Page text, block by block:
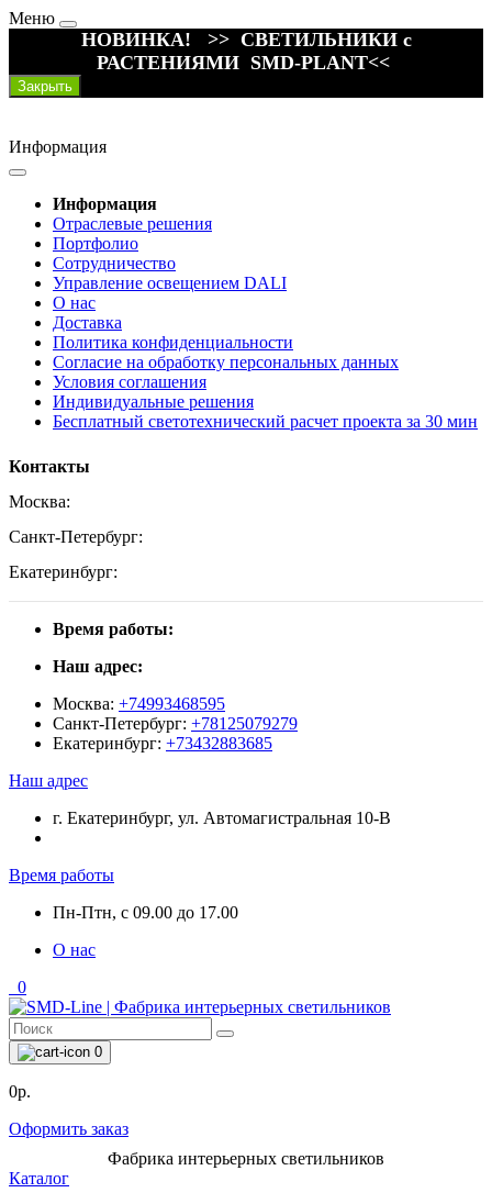
Меню
НОВИНКА! >> СВЕТИЛЬНИКИ с
РАСТЕНИЯМИ SMD-PLANT<<
Закрыть
Информация
Информация
Отраслевые решения
Портфолио
Сотрудничество
Управление освещением DALI
О нас
Доставка
Политика конфиденциальности
Согласие на обработку персональных данных
Условия соглашения
Индивидуальные решения
Бесплатный светотехнический расчет проекта за 30 мин
Контакты
Москва:
Санкт-Петербург:
Екатеринбург:
Время работы:
Наш адрес:
Москва: +74993468595
Санкт-Петербург: +78125079279
Екатеринбург: +73432883685
Наш адрес
г. Екатеринбург, ул. Автомагистральная 10-В
Время работы
Пн-Птн, с 09.00 до 17.00
О нас
0
0
0р.
Оформить заказ
Фабрика интерьерных светильников
Каталог